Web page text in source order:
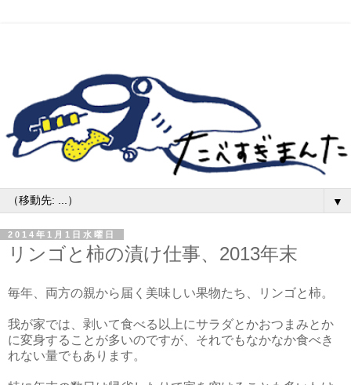
▼
2014年1月1日水曜日
リンゴと柿の漬け仕事、2013年末
毎年、両方の親から届く美味しい果物たち、リンゴと柿。
我が家では、剥いて食べる以上にサラダとかおつまみとか
に変身することが多いのですが、それでもなかなか食べき
れない量でもあります。